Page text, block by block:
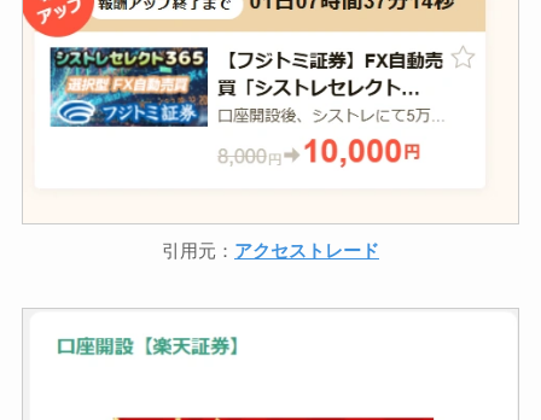
引用元： アクセストレード